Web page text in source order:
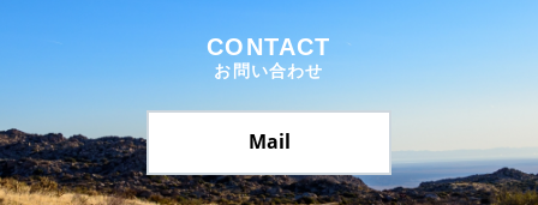
CONTACT
お問い合わせ
Mail